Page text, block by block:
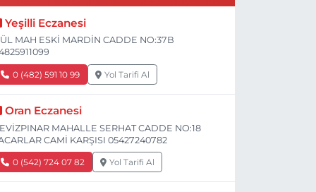
Yeşilli Eczanesi
MAH ESKİ MARDİN CADDE NO:37B
0 (482) 591 10 99 Yol Tarifi Al
Oran Eczanesi
MAHALLE SERHAT CADDE NO:18
CAMİ KARŞISI 05427240782
0 (542) 724 07 82 Yol Tarifi Al